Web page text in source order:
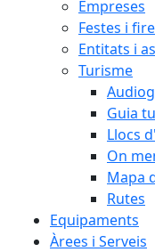
Empreses
Festes i
Entitats i
Turisme
Guia
Llocs
On
Mapa
Rutes
Equipaments
Àrees i Serveis